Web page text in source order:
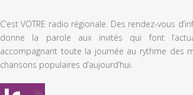
C’est VOTRE radio régionale. Des rendez-vous
donne la parole aux invités qui font
accompagnant toute la journée au rythme des
chansons populaires d’aujourd’hui.